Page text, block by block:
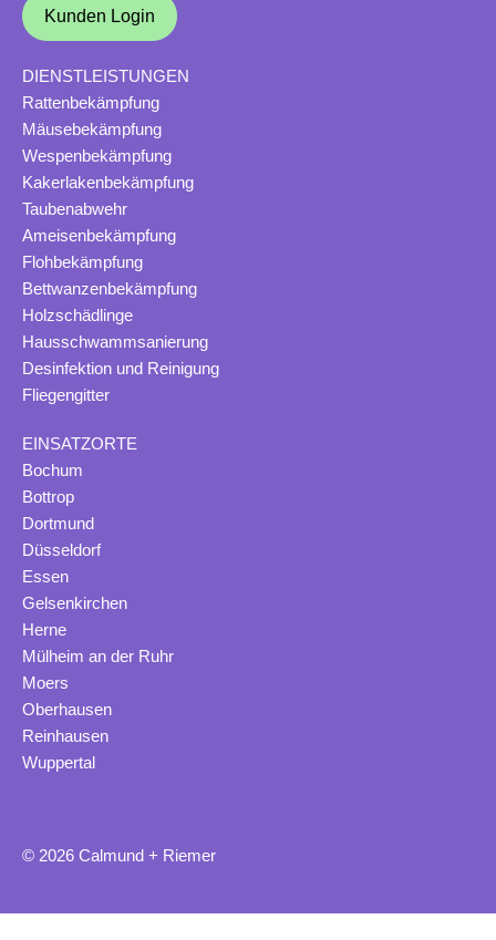
Kunden Login
DIENSTLEISTUNGEN
Rattenbekämpfung
Mäusebekämpfung
Wespenbekämpfung
Kakerlakenbekämpfung
Taubenabwehr
Ameisenbekämpfung
Flohbekämpfung
Bettwanzenbekämpfung
Holzschädlinge
Hausschwammsanierung
Desinfektion und Reinigung
Fliegengitter
EINSATZORTE
Bochum
Bottrop
Dortmund
Düsseldorf
Essen
Gelsenkirchen
Herne
Mülheim an der Ruhr
Moers
Oberhausen
Reinhausen
Wuppertal
© 2026 Calmund + Riemer